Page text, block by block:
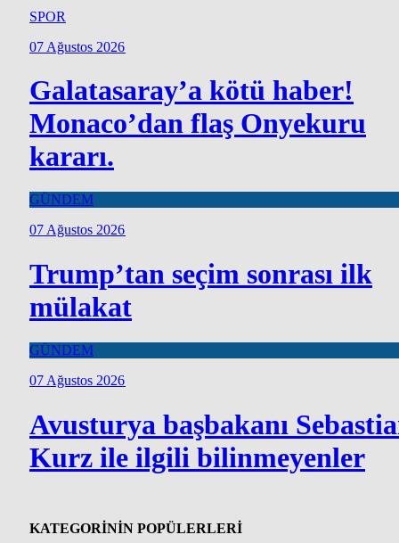
SPOR
07 Ağustos 2026
Galatasaray’a kötü haber!
Monaco’dan flaş Onyekuru
kararı.
GÜNDEM
07 Ağustos 2026
Trump’tan seçim sonrası ilk
mülakat
GÜNDEM
07 Ağustos 2026
Avusturya başbakanı
Kurz ile ilgili bilinmeyenler
KATEGORİNİN POPÜLERLERİ